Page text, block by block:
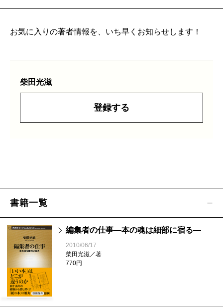
お気に入りの著者情報を、いち早くお知らせします！
柴田光滋
登録する
書籍一覧
編集者の仕事―本の魂は細部に宿る―
2010/06/17
柴田光滋／著
770円